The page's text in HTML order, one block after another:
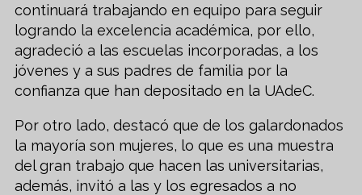
continuará trabajando en equipo para seguir
logrando la excelencia académica, por ello,
agradeció a las escuelas incorporadas, a los
jóvenes y a sus padres de familia por la
confianza que han depositado en la UAdeC.
Por otro lado, destacó que de los galardonados
la mayoría son mujeres, lo que es una muestra
del gran trabajo que hacen las universitarias,
además, invitó a las y los egresados a no